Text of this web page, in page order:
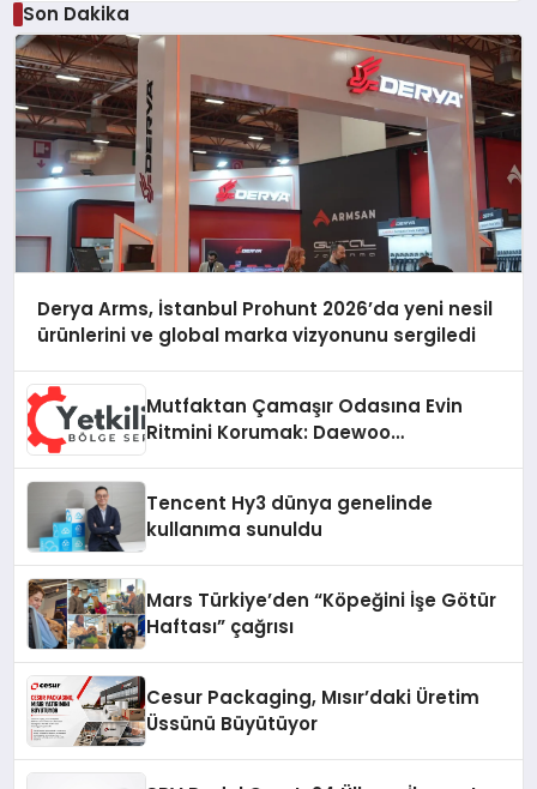
Son Dakika
Derya Arms, İstanbul Prohunt 2026’da yeni nesil
ürünlerini ve global marka vizyonunu sergiledi
Mutfaktan Çamaşır Odasına Evin
Ritmini Korumak: Daewoo
Tencent Hy3 dünya genelinde
kullanıma sunuldu
Mars Türkiye’den “Köpeğini İşe Götür
Haftası” çağrısı
Cesur Packaging, Mısır’daki Üretim
Üssünü Büyütüyor